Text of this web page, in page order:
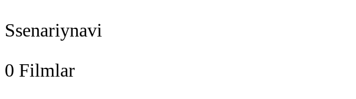
Ssenariynavi
0 Filmlar